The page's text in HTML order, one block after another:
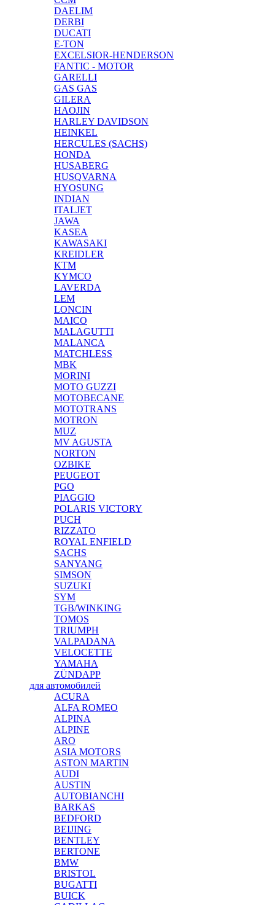
DAELIM
DERBI
DUCATI
E-TON
EXCELSIOR-HENDERSON
FANTIC - MOTOR
GARELLI
GAS GAS
GILERA
HAOJIN
HARLEY DAVIDSON
HEINKEL
HERCULES (SACHS)
HONDA
HUSABERG
HUSQVARNA
HYOSUNG
INDIAN
ITALJET
JAWA
KASEA
KAWASAKI
KREIDLER
KTM
KYMCO
LAVERDA
LEM
LONCIN
MAICO
MALAGUTTI
MALANCA
MATCHLESS
MBK
MORINI
MOTO GUZZI
MOTOBECANE
MOTOTRANS
MOTRON
MUZ
MV AGUSTA
NORTON
OZBIKE
PEUGEOT
PGO
PIAGGIO
POLARIS VICTORY
PUCH
RIZZATO
ROYAL ENFIELD
SACHS
SANYANG
SIMSON
SUZUKI
SYM
TGB/WINKING
TOMOS
TRIUMPH
VALPADANA
VELOCETTE
YAMAHA
ZÜNDAPP
для автомобилей
ACURA
ALFA ROMEO
ALPINA
ALPINE
ARO
ASIA MOTORS
ASTON MARTIN
AUDI
AUSTIN
AUTOBIANCHI
BARKAS
BEDFORD
BEIJING
BENTLEY
BERTONE
BMW
BRISTOL
BUGATTI
BUICK